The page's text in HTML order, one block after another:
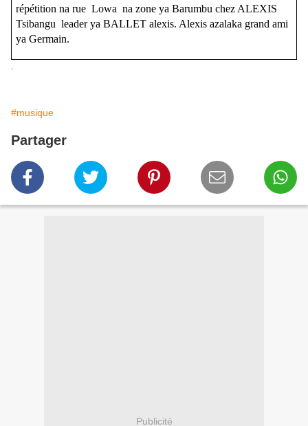
répétition na rue Lowa na zone ya Barumbu chez ALEXIS
Tsibangu leader ya BALLET alexis. Alexis azalaka grand ami
ya Germain.
#musique
Partager
Publicité